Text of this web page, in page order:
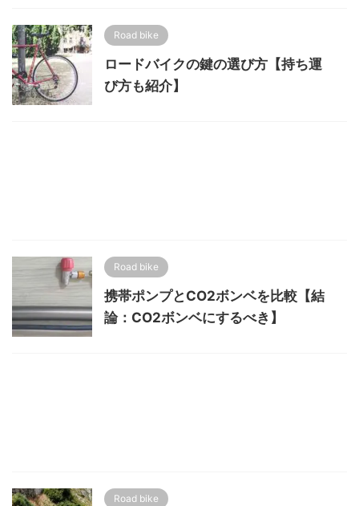
Road bike
ロードバイクの鍵の選び方【持ち運
び方も紹介】
Road bike
携帯ポンプとCO2ボンベを比較【結
論：CO2ボンベにするべき】
Road bike